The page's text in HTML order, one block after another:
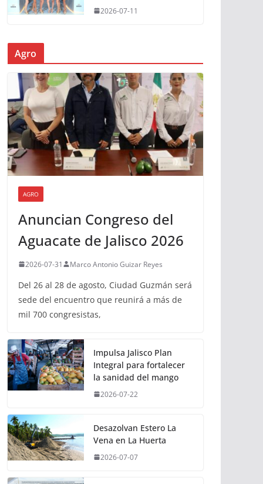
2026-07-11
Agro
AGRO
Anuncian Congreso del
Aguacate de Jalisco 2026
2026-07-31 Marco Antonio Guizar Reyes
Del 26 al 28 de agosto, Ciudad Guzmán será
sede del encuentro que reunirá a más de
mil 700 congresistas,
Impulsa Jalisco Plan
Integral para fortalecer
la sanidad del mango
2026-07-22
Desazolvan Estero La
Vena en La Huerta
2026-07-07